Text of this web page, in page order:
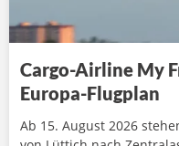
Cargo-Airline My
Europa-Flugplan
Ab 15. August 2026